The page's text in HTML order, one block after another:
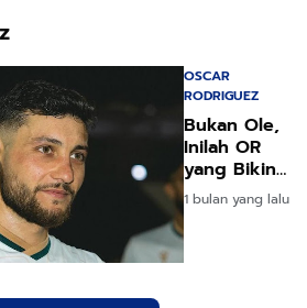
OSCAR
RODRIGUEZ
Bukan Ole,
Inilah OR
yang Bikin
Geger
Rumor
1 bulan yang lalu